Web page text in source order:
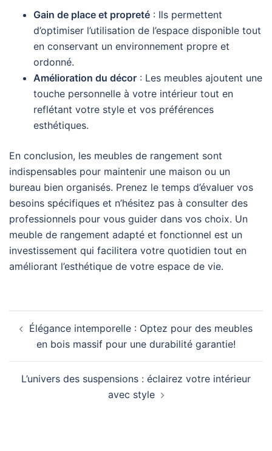
Gain de place et propreté : Ils permettent
d’optimiser l’utilisation de l’espace disponible tout
en conservant un environnement propre et
ordonné.
Amélioration du décor : Les meubles ajoutent une
touche personnelle à votre intérieur tout en
reflétant votre style et vos préférences
esthétiques.
En conclusion, les meubles de rangement sont
indispensables pour maintenir une maison ou un
bureau bien organisés. Prenez le temps d’évaluer vos
besoins spécifiques et n’hésitez pas à consulter des
professionnels pour vous guider dans vos choix. Un
meuble de rangement adapté et fonctionnel est un
investissement qui facilitera votre quotidien tout en
améliorant l’esthétique de votre espace de vie.
Navigation
d’article
Élégance intemporelle : Optez pour des meubles
en bois massif pour une durabilité garantie!
L’univers des suspensions : éclairez votre intérieur
avec style